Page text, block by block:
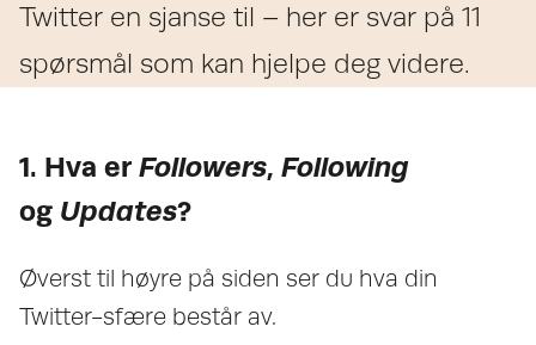
Twitter en sjanse til – her er svar på 11
spørsmål som kan hjelpe deg videre.
1. Hva er Followers, Following
og Updates?
Øverst til høyre på siden ser du hva din
Twitter-sfære består av.